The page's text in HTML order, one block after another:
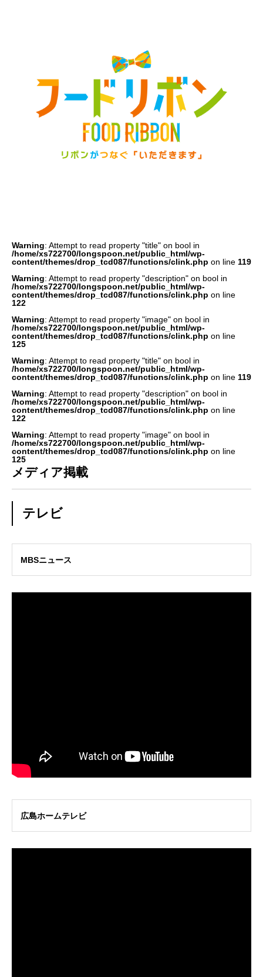
Warning: Attempt to read property "title" on bool in
/home/xs722700/longspoon.net/public_html/wp-
content/themes/drop_tcd087/functions/clink.php on line 119
Warning: Attempt to read property "description" on bool in
/home/xs722700/longspoon.net/public_html/wp-
content/themes/drop_tcd087/functions/clink.php on line
122
Warning: Attempt to read property "image" on bool in
/home/xs722700/longspoon.net/public_html/wp-
content/themes/drop_tcd087/functions/clink.php on line
125
Warning: Attempt to read property "title" on bool in
/home/xs722700/longspoon.net/public_html/wp-
content/themes/drop_tcd087/functions/clink.php on line 119
Warning: Attempt to read property "description" on bool in
/home/xs722700/longspoon.net/public_html/wp-
content/themes/drop_tcd087/functions/clink.php on line
122
Warning: Attempt to read property "image" on bool in
/home/xs722700/longspoon.net/public_html/wp-
content/themes/drop_tcd087/functions/clink.php on line
125
メディア掲載
テレビ
MBSニュース
広島ホームテレビ